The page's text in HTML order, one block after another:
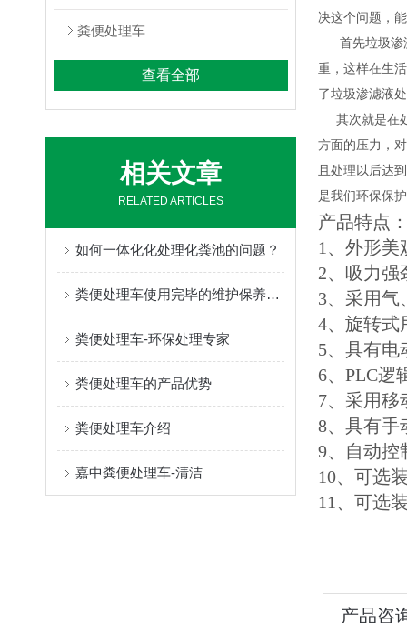
粪便处理车
查看全部
相关文章
RELATED ARTICLES
如何一体化化处理化粪池的问题？
粪便处理车使用完毕的维护保养工作，你知道多少？
粪便处理车-环保处理专家
粪便处理车的产品优势
粪便处理车介绍
嘉中粪便处理车-清洁
决这个问题，
首先垃圾渗
重，这样在生
了垃圾渗滤液
其次就是在处
方面的压力，
且处理以后达
是我们环保保
产品特点
1、外形
2、吸力强
3、采用气
4、旋转式
5、具有电
6、PLC逻
7、采用移
8、具有手
9、自动控
10、可选
11、可选
产品咨